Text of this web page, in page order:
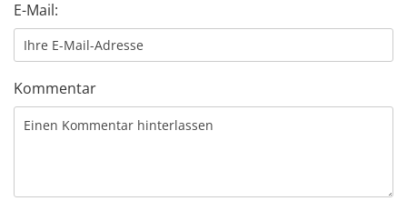
E-Mail:
Kommentar